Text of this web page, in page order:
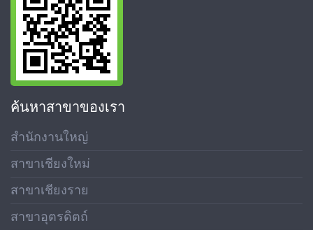
ค้นหาสาขาของเรา
สำนักงานใหญ่
สาขาเชียงใหม่
สาขาเชียงราย
สาขาอุตรดิตถ์